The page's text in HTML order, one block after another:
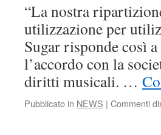
“La nostra
utilizzazione per
Sugar risponde così
l’accordo con la
diritti musicali. …
Pubblicato in NEWS | Commenti